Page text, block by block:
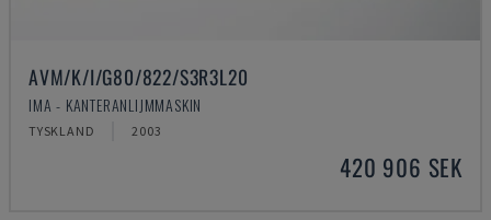
AVM/K/I/G80/822/S3R3L20
IMA - KANTERANLIJMMASKIN
TYSKLAND 2003
420 906 SEK